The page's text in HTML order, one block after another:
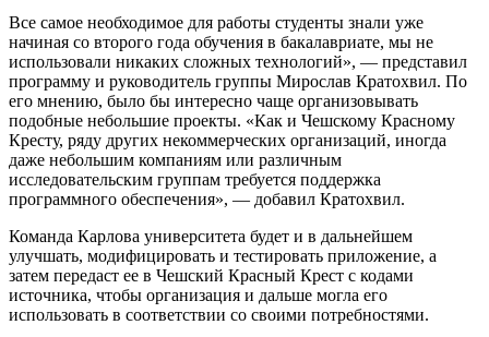
Все самое необходимое для работы студенты знали уже
начиная со второго года обучения в бакалавриате, мы не
использовали никаких сложных технологий», — представил
программу и руководитель группы Мирослав Кратохвил. По
его мнению, было бы интересно чаще организовывать
подобные небольшие проекты. «Как и Чешскому Красному
Кресту, ряду других некоммерческих организаций, иногда
даже небольшим компаниям или различным
исследовательским группам требуется поддержка
программного обеспечения», — добавил Кратохвил.
Команда Карлова университета будет и в дальнейшем
улучшать, модифицировать и тестировать приложение, а
затем передаст ее в Чешский Красный Крест с кодами
источника, чтобы организация и дальше могла его
использовать в соответствии со своими потребностями.